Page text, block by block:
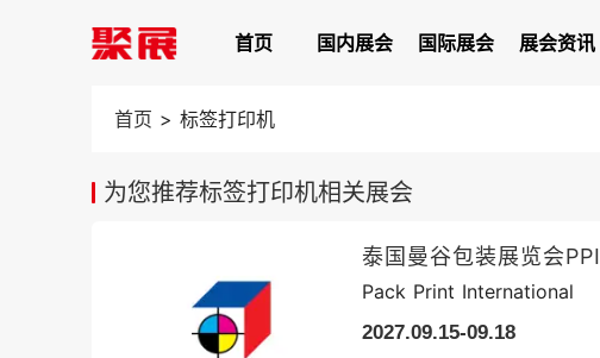
首页 国内展会 国际展会 展会资讯
首页 > 标签打印机
为您推荐标签打印机相关展会
泰国曼谷包装展览会PPI
Pack Print International
2027.09.15-09.18